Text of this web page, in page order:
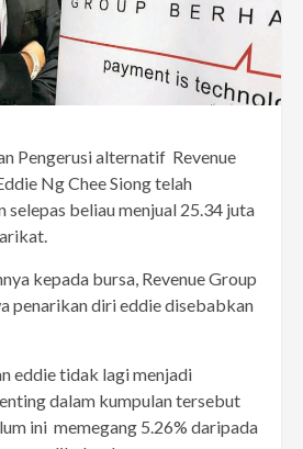
Pengerusi alternatif Revenue
Ng Chee Siong telah
selepas beliau menjual 25.34 juta
kepada bursa, Revenue Group
penarikan diri eddie disebabkan
eddie tidak lagi menjadi
dalam kumpulan tersebut
ini memegang 5.26% daripada